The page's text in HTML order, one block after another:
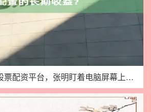
凌晨三点最靠谱股票配资平台，张明盯着电脑屏幕上的账户曲线，手